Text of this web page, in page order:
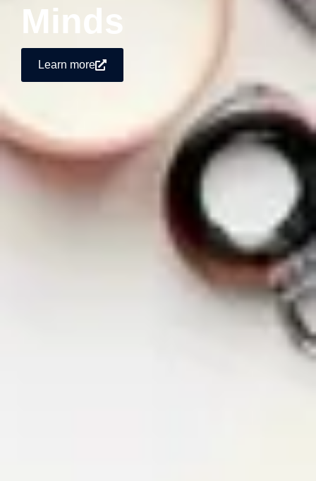
Minds
Learn more